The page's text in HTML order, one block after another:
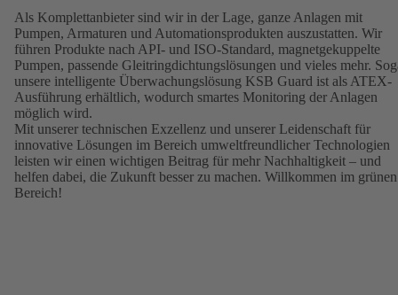
einem
neuen
Tab)
Als Komplettanbieter sind wir in der Lage, ganze Anlagen mit
Pumpen, Armaturen und Automationsprodukten auszustatten. Wir
führen Produkte nach API- und ISO-Standard, magnetgekuppelte
Pumpen, passende Gleitringdichtungslösungen und vieles mehr.
unsere intelligente Überwachungslösung KSB Guard (öffnet
in
neuen
Tab)
ist als ATEX-
Ausführung erhältlich, wodurch smartes Monitoring der Anlagen
möglich wird.
Mit unserer technischen Exzellenz und unserer Leidenschaft für
innovative Lösungen im Bereich umweltfreundlicher Technologien
leisten wir einen wichtigen Beitrag für mehr Nachhaltigkeit – und
helfen dabei, die Zukunft besser zu machen. Willkommen im grünen
Bereich!